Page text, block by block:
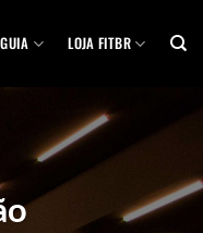
LOJA FITBR